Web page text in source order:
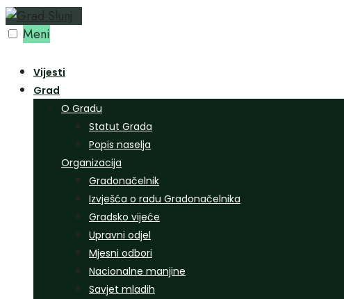
Preskoči
na Meni
Vijesti
Grad
O Gradu
Statut Grada
Popis naselja
Organizacija
Gradonačelnik
Izvješća o radu Gradonačelnika
Gradsko vijeće
Upravni odjel
Mjesni odbori
Nacionalne manjine
Savjet mladih